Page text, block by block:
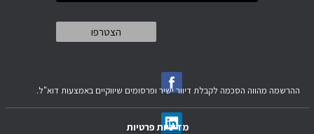
מדיניות פרטיות
ההרשמה מהווה הסכמה לקבלת דיוור ישיר ופרסומים שיווקיים באמצעות דוא"ל.